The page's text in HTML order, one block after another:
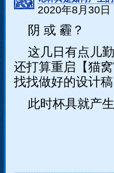
2020年8月30日
阴 或 霾？
这几日有点儿
还打算重启【猫
找找做好的设计稿
此时杯具就产生